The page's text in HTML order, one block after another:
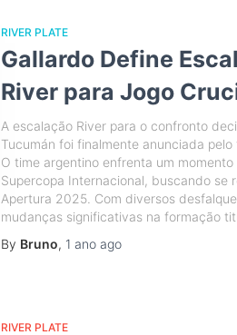
RIVER PLATE
Gallardo Define
River para Jogo
A escalação River para o confronto
Tucumán foi finalmente anunciada pelo
O time argentino enfrenta um
Supercopa Internacional, buscando se
Apertura 2025. Com diversos
mudanças significativas na formação
By Bruno, 1 ano ago
RIVER PLATE